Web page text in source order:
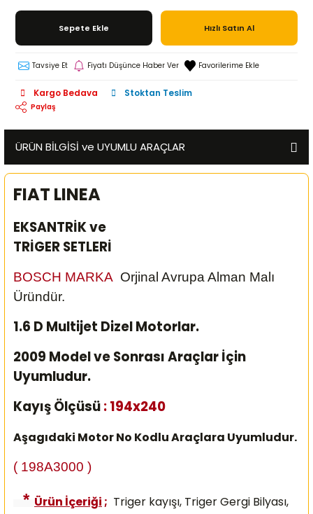
Sepete Ekle Hızlı Satın Al
Tavsiye Et Fiyatı Düşünce Haber Ver
Kargo Bedava Stoktan Teslim
Paylaş
ÜRÜN BİLGİSİ ve UYUMLU ARAÇLAR
FIAT LINEA
EKSANTRİK ve
TRİGER SETLERİ
BOSCH MARKA Orjinal Avrupa Alman Malı
Üründür.
1.6 D Multijet Dizel Motorlar.
2009 Model ve Sonrası Araçlar İçin
Uyumludur.
Kayış Ölçüsü: 194x240
Aşagıdaki Motor No Kodlu Araçlara Uyumludur.
( 198A3000 )
* Ürün İçeriği ; Triger kayışı, Triger Gergi Bilyası,